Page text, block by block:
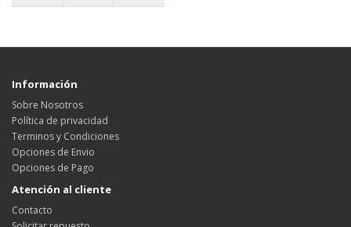
Información
Sobre Nosotros
Política de privacidad
Terminos y Condiciones
Opciones de Envio
Opciones de Pago
Atención al cliente
Contacto